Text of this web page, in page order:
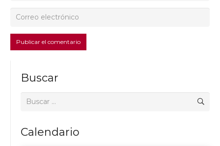
Publicar el comentario
Buscar
Calendario